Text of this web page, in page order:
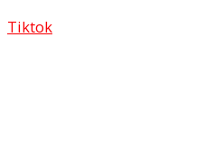
Tiktok